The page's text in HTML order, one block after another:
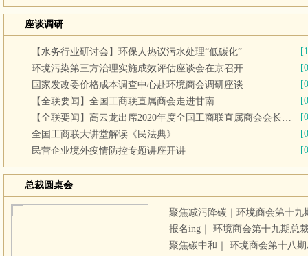
座谈调研
【水务行业研讨会】环保人热议污水处理“低碳化”
环境污染第三方治理实施成效评估座谈会在京召开
国家发改委价格成本调查中心赴环境商会调研座谈
【全联要闻】全国工商联直属商会走进甘南
【全联要闻】高云龙出席2020年度全国工商联直属商会会长联席会议
全国工商联大讲堂解读《民法典》
民营企业境外疫情防控专题讲座开讲
总裁圆桌会
聚焦减污降碳｜环境商会第十九
报名ing｜ 环境商会第十九期总
聚焦碳中和｜ 环境商会第十八